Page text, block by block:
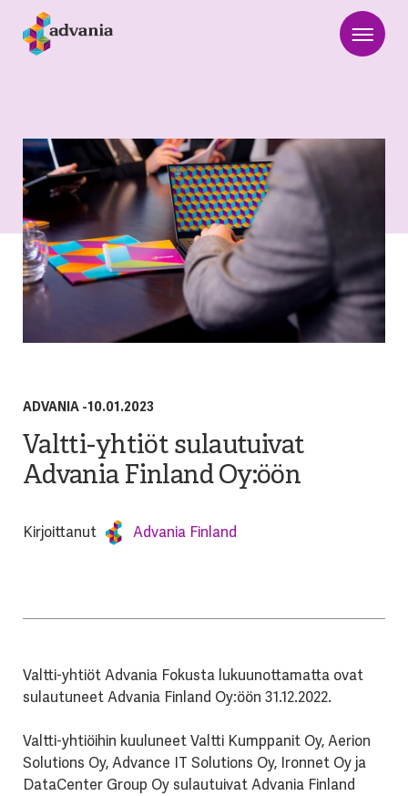
ADVANIA -10.01.2023
Valtti-yhtiöt sulautuivat
Advania Finland Oy:öön
Kirjoittanut Advania Finland
Valtti-yhtiöt Advania Fokusta lukuunottamatta ovat
sulautuneet Advania Finland Oy:öön 31.12.2022.
Valtti-yhtiöihin kuuluneet Valtti Kumppanit Oy, Aerion
Solutions Oy, Advance IT Solutions Oy, Ironnet Oy ja
DataCenter Group Oy sulautuivat Advania Finland